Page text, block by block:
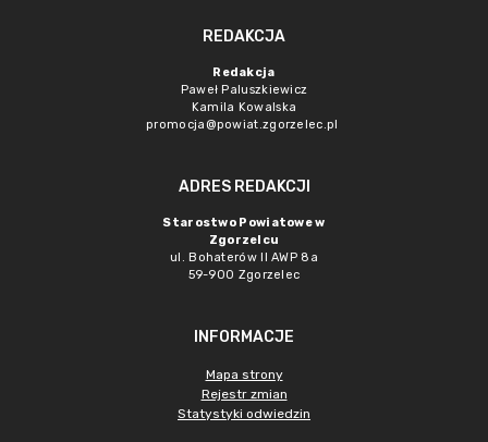
REDAKCJA
Redakcja
Paweł Paluszkiewicz
Kamila Kowalska
promocja@powiat.zgorzelec.pl
ADRES REDAKCJI
Starostwo Powiatowe w
Zgorzelcu
ul. Bohaterów II AWP 8a
59-900 Zgorzelec
INFORMACJE
Mapa strony
Rejestr zmian
Statystyki odwiedzin